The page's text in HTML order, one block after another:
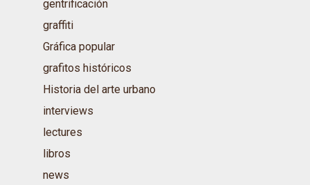
gentrificación
graffiti
Gráfica popular
grafitos históricos
Historia del arte urbano
interviews
lectures
libros
news